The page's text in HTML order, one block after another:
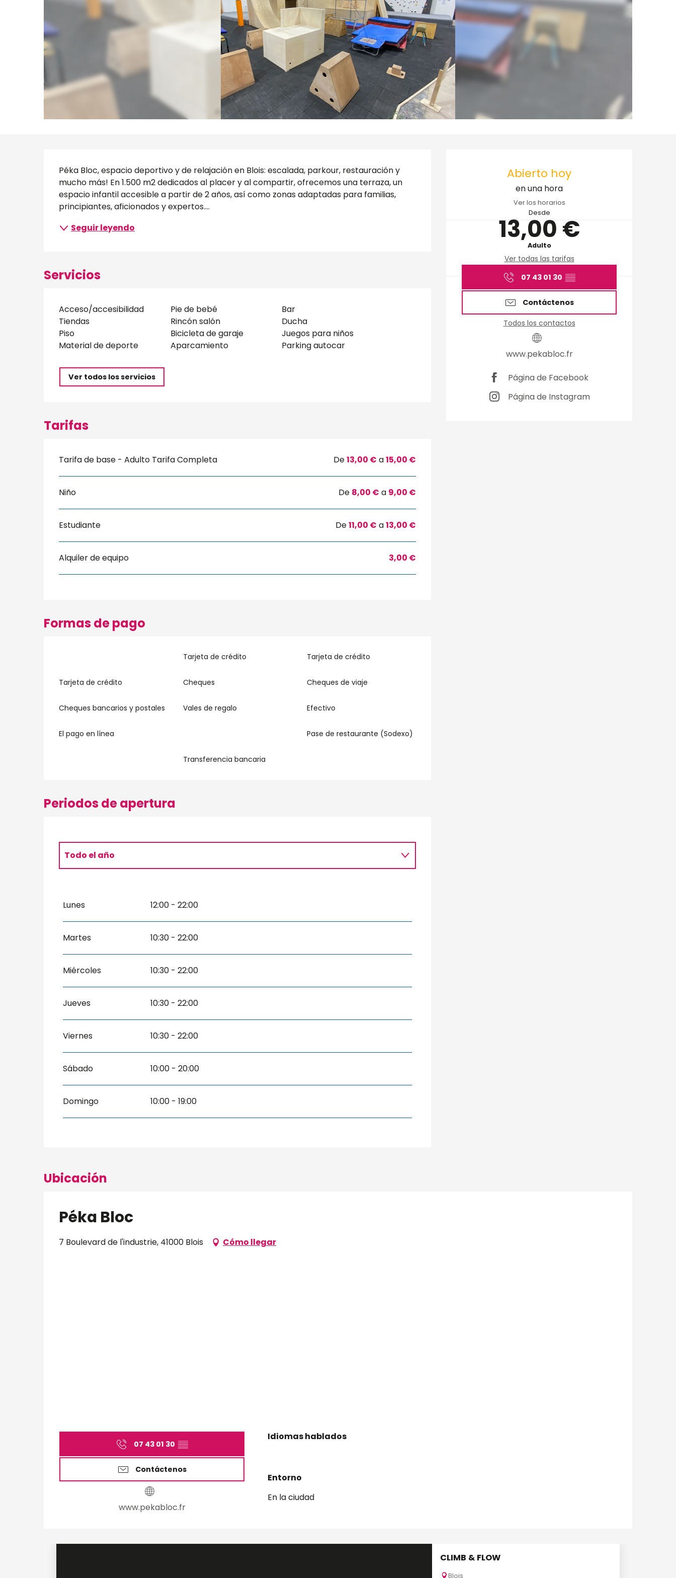
Horarios y datos de
Abierto hoy
en una hora
Ver los horarios
Desde
13,00 €
Adulto
Ver todas las tarifas
07 43 01 30 ▒▒
Contáctenos
Todos los contactos
www.pekabloc.fr
Página de Facebook
Página de Instagram
Descripción
Péka Bloc, espacio deportivo y de relajación en Blois: escalada, parkour, restauración y
mucho más! En 1.500 m2 dedicados al placer y al compartir, ofrecemos una terraza, un
espacio infantil accesible a partir de 2 años, así como zonas adaptadas para familias,
principiantes, aficionados y expertos....
Seguir leyendo
Servicios
Acceso/accesibilidad Pie de bebé
Bar
Tiendas
Rincón salón
Ducha
Piso
Bicicleta de garaje
Juegos para niños
Material de deporte
Aparcamiento Parking autocar
Ver todos los servicios
Tarifas
Tarifa de base - Adulto Tarifa Completa De13,00 € a15,00 €
Niño De 8,00 € a 9,00 €
Estudiante De11,00 € a13,00 €
Alquiler de equipo 3,00 €
Formas de pago
Tarjeta de crédito Tarjeta de crédito
Tarjeta de crédito Cheques Cheques de viaje
Cheques bancarios y postales Vales de regalo Efectivo
El pago en línea Pase de restaurante (Sodexo)
Transferencia bancaria
Periodos de apertura
Todo el año
Lunes 12:00 - 22:00
Martes 10:30 - 22:00
Miércoles 10:30 - 22:00
Jueves 10:30 - 22:00
Viernes 10:30 - 22:00
Sábado 10:00 - 20:00
Domingo 10:00 - 19:00
Ubicación
Péka Bloc
7 Boulevard de l'industrie, 41000 Blois Cómo llegar
07 43 01 30 ▒▒
Contáctenos
www.pekabloc.fr
Idiomas hablados
Idiomas hablados
Entorno
Entorno
En la ciudad
CLIMB & FLOW
Blois